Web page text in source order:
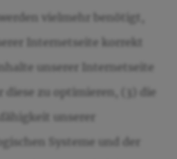
vielmehr benötigt,
Internetseite korrekt
unserer Internetseite
diese zu optimieren, (3) die
unserer
Systeme und der